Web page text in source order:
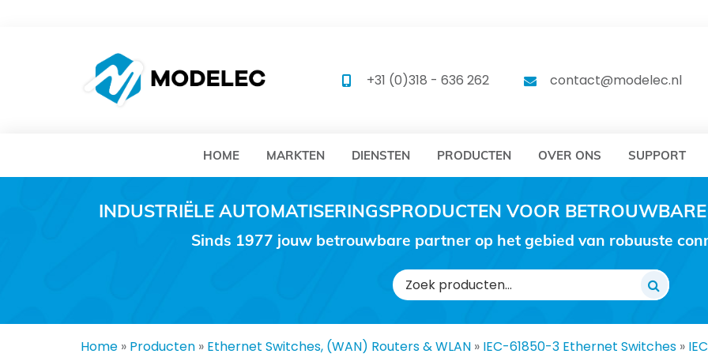
MODELEC MODELEC
+31 (0)318 - 636 262 contact@modelec.nl
HOME MARKTEN DIENSTEN PRODUCTEN OVER ONS SUPPORT
INDUSTRIËLE AUTOMATISERINGSPRODUCTEN VOOR
Sinds 1977 jouw betrouwbare partner op het gebied van robuuste
Zoeken
naar:
Home » Producten » Ethernet Switches, (WAN) Routers & WLAN » IEC-61850-3 Ethernet Switches »